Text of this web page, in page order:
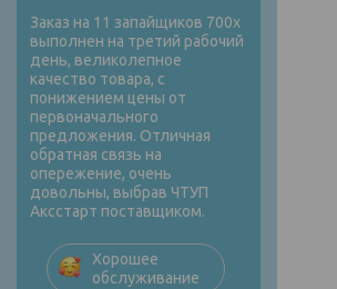
Заказ на 11 запайщиков 700х
выполнен на третий рабочий
день, великолепное
качество товара, с
понижением цены от
первоначального
предложения. Отличная
обратная связь на
опережение, очень
довольны, выбрав ЧТУП
Аксстарт поставщиком.
Хорошее
обслуживание